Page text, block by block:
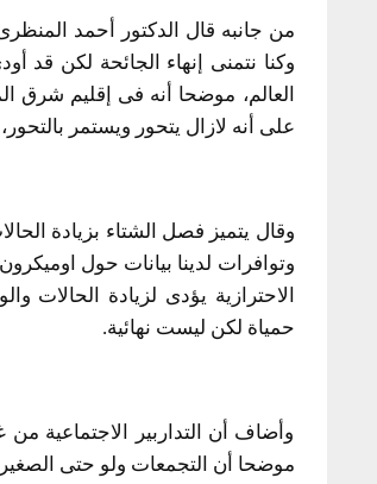
من جانبه قال الدكتور أحمد
على أنه لازال يتحور ويستمر
وتوافرات لدينا بيانات حول
الاحترازية يؤدى لزيادة الحالات
حمياة لكن ليست نهائية.
وأضاف أن التداربير الاجتماعية من
موضحا أن التجمعات ولو حتى